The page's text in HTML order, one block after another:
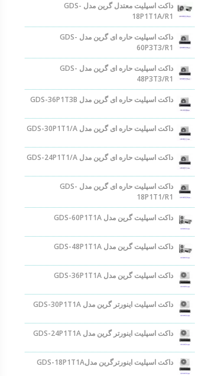
داکت اسپلیت معتدل گرین مدل GDS-
18P1T1A/R1
داکت اسپلیت حاره ای گرین مدل GDS-
60P3T3/R1
داکت اسپلیت حاره ای گرین مدل GDS-
48P3T3/R1
داکت اسپلیت حاره ای گرین مدل GDS-36P1T3B
داکت اسپلیت حاره ای گرین مدل GDS-30P1T1/A
داکت اسپلیت حاره ای گرین مدل GDS-24P1T1/A
داکت اسپلیت حاره ای گرین مدل GDS-
18P1T1/R1
داکت اسپلیت گرین مدل GDS-60P1T1A
داکت اسپلیت گرین مدل GDS-48P1T1A
داکت اسپلیت گرین مدل GDS-36P1T1A
داکت اسپلیت اینورتر گرین مدل GDS-30P1T1A
داکت اسپلیت اینورتر گرین مدل GDS-24P1T1A
داکت اسپلیت اینورترگرین مدلGDS-18P1T1A